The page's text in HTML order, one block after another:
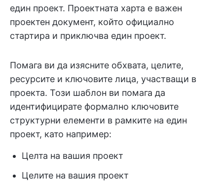
един проект. Проектната харта е важен
проектен документ, който официално
стартира и приключва един проект.
Помага ви да изясните обхвата, целите,
ресурсите и ключовите лица, участващи в
проекта. Този шаблон ви помага да
идентифицирате формално ключовите
структурни елементи в рамките на един
проект, като например:
Целта на вашия проект
Целите на вашия проект